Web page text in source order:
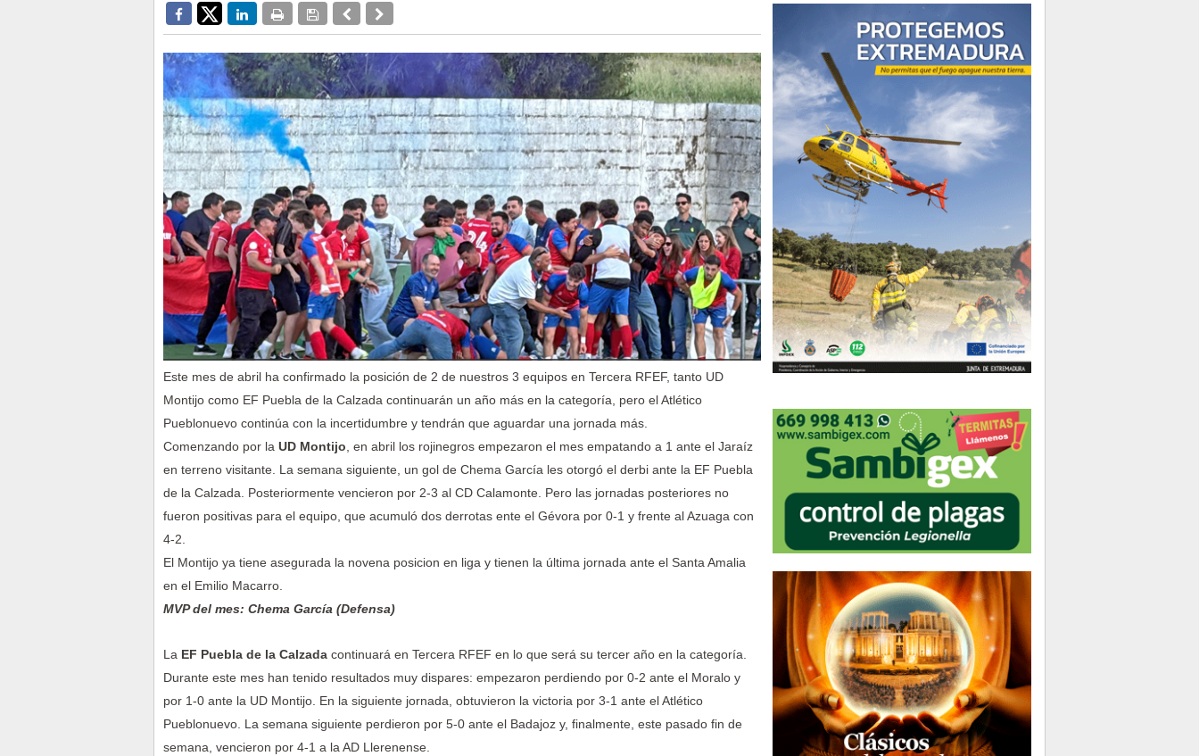
Este mes de abril ha confirmado la posición de 2 de nuestros 3 equipos en Tercera RFEF, tanto UD
Montijo como EF Puebla de la Calzada continuarán un año más en la categoría, pero el Atlético
Pueblonuevo continúa con la incertidumbre y tendrán que aguardar una jornada más.
Comenzando por la UD Montijo, en abril los rojinegros empezaron el mes empatando a 1 ante el Jaraíz
en terreno visitante. La semana siguiente, un gol de Chema García les otorgó el derbi ante la EF Puebla
de la Calzada. Posteriormente vencieron por 2-3 al CD Calamonte. Pero las jornadas posteriores no
fueron positivas para el equipo, que acumuló dos derrotas ente el Gévora por 0-1 y frente al Azuaga con
4-2.
El Montijo ya tiene asegurada la novena posicion en liga y tienen la última jornada ante el Santa Amalia
en el Emilio Macarro.
MVP del mes: Chema García (Defensa)
La EF Puebla de la Calzada continuará en Tercera RFEF en lo que será su tercer año en la categoría.
Durante este mes han tenido resultados muy dispares: empezaron perdiendo por 0-2 ante el Moralo y
por 1-0 ante la UD Montijo. En la siguiente jornada, obtuvieron la victoria por 3-1 ante el Atlético
Pueblonuevo. La semana siguiente perdieron por 5-0 ante el Badajoz y, finalmente, este pasado fin de
semana, vencieron por 4-1 a la AD Llerenense.